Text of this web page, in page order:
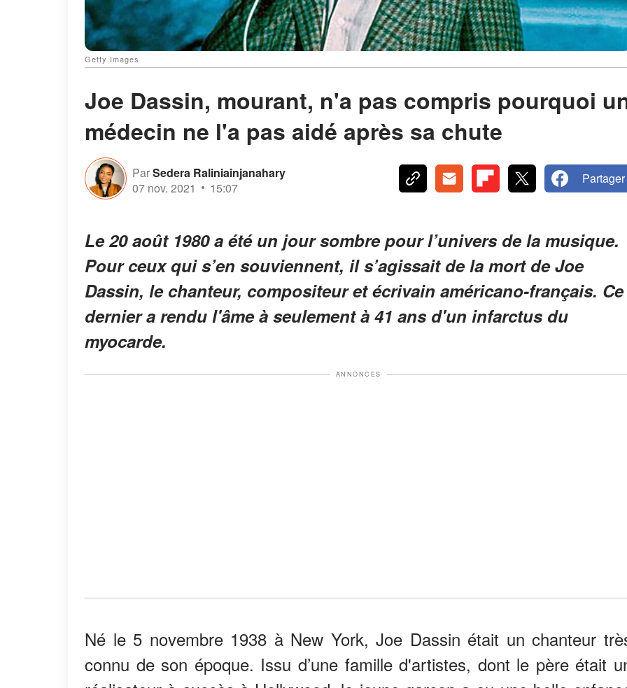
Getty Images
Joe Dassin, mourant, n'a pas compris pourquoi
médecin ne l'a pas aidé après sa chute
ParSedera Raliniainjanahary
07 nov. 2021
15:07
Partager
Le 20 août 1980 a été un jour sombre pour l’univers de la musique.
Pour ceux qui s’en souviennent, il s’agissait de la mort de Joe
Dassin, le chanteur, compositeur et écrivain américano-français. Ce
dernier a rendu l'âme à seulement à 41 ans d'un infarctus du
myocarde.
ANNONCES
Né le 5 novembre 1938 à New York, Joe Dassin était un chanteur
connu de son époque. Issu d’une famille d'artistes, dont le père était